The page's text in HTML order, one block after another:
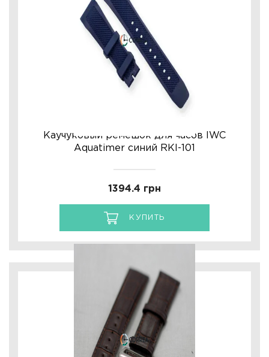
Каучуковый ремешок для часов IWC
Aquatimer синий RKI-101
1394.4 грн
КУПИТЬ